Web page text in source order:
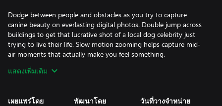
Dodge between people and obstacles as you try to capture
canine beauty on everlasting digital photos. Double jump across
buildings to get that lucrative shot of a local dog celebrity just
trying to live their life. Slow motion zooming helps capture mid-
air moments that actually make you feel something.
It’s a ruff world out there and it’s up to you to document it!
แสดงเพิ่มเติม
เผยแพร่โดย พัฒนาโดย วันที่วางจำหน่าย